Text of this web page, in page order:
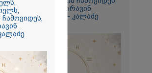
დახარჯოს ფული... არავინ
შეზღუდული არაა" - კალაძე